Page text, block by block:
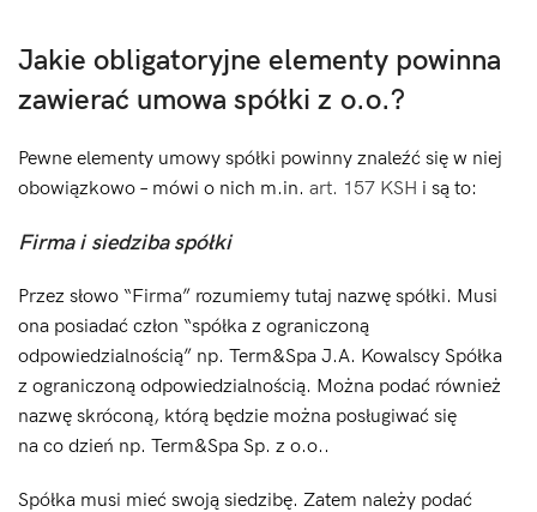
Jakie obligatoryjne elementy powinna
zawierać umowa spółki z o.o.?
Pewne elementy umowy spółki powinny znaleźć się w niej
obowiązkowo – mówi o nich m.in. art. 157 KSH i są to:
Firma i siedziba spółki
Przez słowo “Firma” rozumiemy tutaj nazwę spółki. Musi
ona posiadać człon “spółka z ograniczoną
odpowiedzialnością” np. Term&Spa J.A. Kowalscy Spółka
z ograniczoną odpowiedzialnością. Można podać również
nazwę skróconą, którą będzie można posługiwać się
na co dzień np. Term&Spa Sp. z o.o..
Spółka musi mieć swoją siedzibę. Zatem należy podać